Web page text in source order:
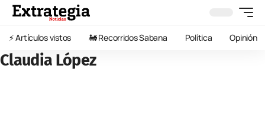
⚡️ Artículos vistos 🚂 Recorridos Sabana Política Opinión
Claudia López